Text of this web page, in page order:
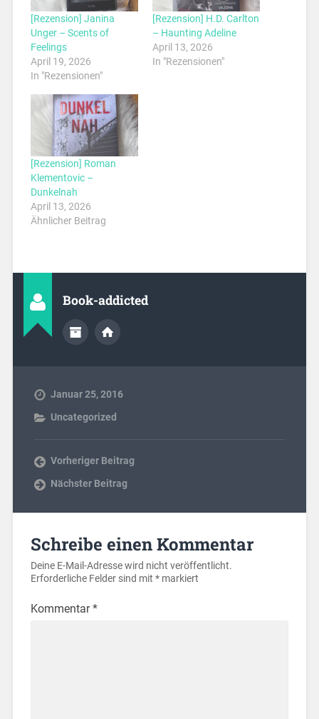
[Rezension] Janina
Unger – Scents of
Feelings
April 19, 2026
In "Rezensionen"
[Rezension] H.D. Carlton
– Haunting Adeline
April 13, 2026
In "Rezensionen"
[Rezension] Roman
Klementovic –
Dunkelnah
April 13, 2026
Ähnlicher Beitrag
Book-addicted
Januar 25, 2016
Uncategorized
Vorheriger Beitrag
Nächster Beitrag
Schreibe einen Kommentar
Deine E-Mail-Adresse wird nicht veröffentlicht.
Erforderliche Felder sind mit *markiert
Kommentar*